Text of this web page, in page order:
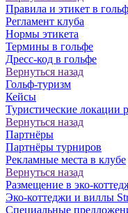
Правила и этикет в
Регламент клуба
Нормы этикета
Термины в гольфе
Дресс-код в гольфе
Вернуться назад
Гольф-туризм
Кейсы
Туристические локации
Вернуться назад
Партнёры
Партнёры турниров
Рекламные места в клубе
Вернуться назад
Размещение в эко-
Эко-коттеджи и виллы
Специальные